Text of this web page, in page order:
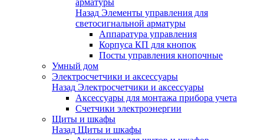
арматуры
Назад Элементы управления для
светосигнальной арматуры
Аппаратура управления
Корпуса КП для кнопок
Посты управления кнопочные
Умный дом
Электросчетчики и аксессуары
Назад Электросчетчики и аксессуары
Аксессуары для монтажа прибора учета
Счетчики электроэнергии
Щиты и шкафы
Назад Щиты и шкафы